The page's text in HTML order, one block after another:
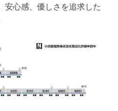
安心感、優しさを追求した